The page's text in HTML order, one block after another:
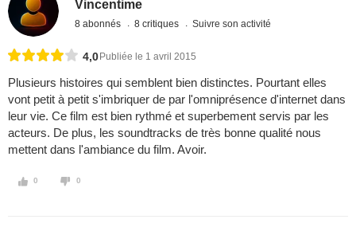
Vincentime
8 abonnés 8 critiques Suivre son activité
4,0 Publiée le 1 avril 2015
Plusieurs histoires qui semblent bien distinctes. Pourtant elles
vont petit à petit s'imbriquer de par l'omniprésence d'internet dans
leur vie. Ce film est bien rythmé et superbement servis par les
acteurs. De plus, les soundtracks de très bonne qualité nous
mettent dans l'ambiance du film. Avoir.
0 0